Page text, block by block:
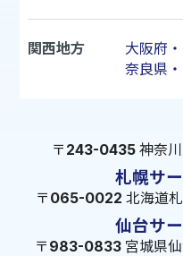
関西地方 大阪府 ・
奈良県 ・
〒243-0435 神奈
札幌サ
〒065-0022 北海道
仙台サ
〒983-0833 宮城県